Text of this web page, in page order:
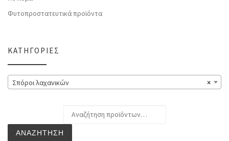
Φυτοπροστατευτικά προϊόντα
ΚΑΤΗΓΟΡΊΕΣ
×
Σπόροι λαχανικών
ΑΝΑΖΉΤΗΣΗ